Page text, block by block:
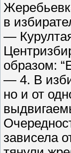
в
—
образом:
— 4. В
но и от
зависела